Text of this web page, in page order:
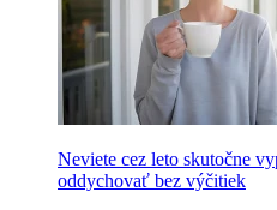
Neviete cez leto skutočne
oddychovať bez výčitiek